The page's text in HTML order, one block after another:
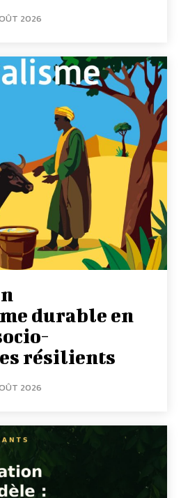
2026
durable en
résilients
2026